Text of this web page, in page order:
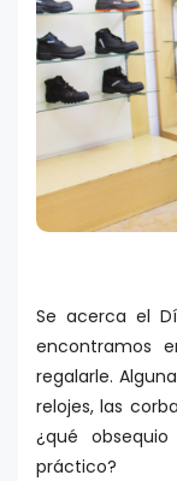
Se acerca el
encontramos
regalarle.
relojes, las
¿qué
práctico?